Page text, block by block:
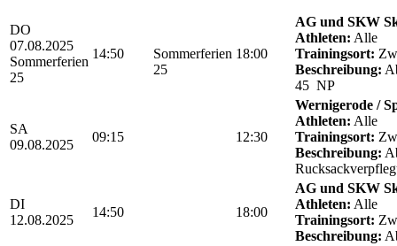
DO
07.08.2025
Sommerferien
25
14:50
Sommerferien
25
18:00
AG und SKW
Athleten: Alle
Trainingsort:
Beschreibung:
45 NP
SA
09.08.2025
09:15 12:30
Wernigerode /
Athleten: Alle
Trainingsort:
Beschreibung:
DI
12.08.2025
14:50 18:00
AG und SKW
Athleten: Alle
Trainingsort:
Beschreibung: